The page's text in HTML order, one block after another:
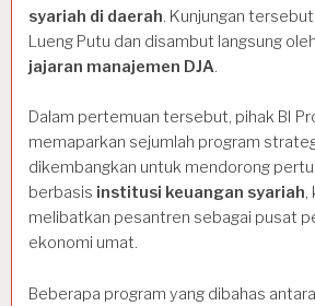
syariah di daerah. Kunjungan
Lueng Putu dan disambut langsung oleh
jajaran manajemen DJA.
Dalam pertemuan tersebut, pihak BI
memaparkan sejumlah program
dikembangkan untuk mendorong
berbasis institusi keuangan syariah,
melibatkan pesantren sebagai pusat
ekonomi umat.
Beberapa program yang dibahas